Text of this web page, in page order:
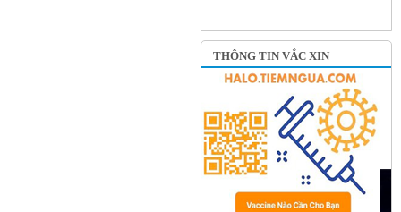
THÔNG TIN VẮC XIN